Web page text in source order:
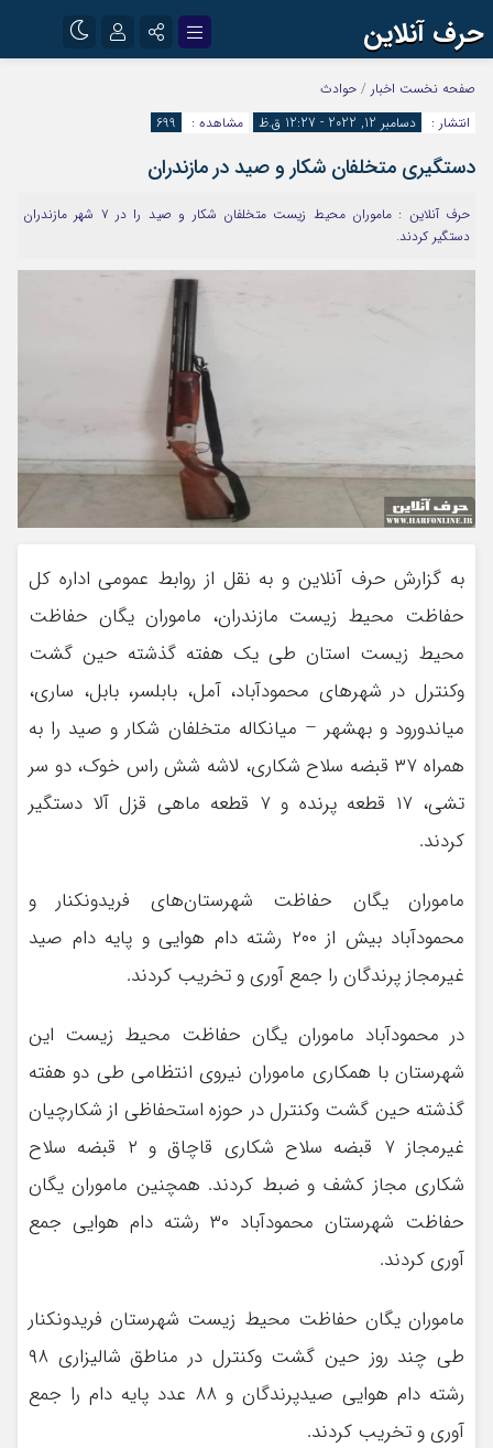
حرف آنلاین
اینستاگرام
آپارات
رمز عبور
صفحه نخست اخبار / حوادث
انتشار :
دسامبر 12, 2022 - 12:27 ق.ظ مشاهده : 699
دستگیری متخلفان شکار و صید در مازندران
حرف آنلاین : ماموران محیط زیست متخلفان شکار و صید را در ۷ شهر مازندران
دستگیر کردند.
به گزارش حرف آنلاین و به نقل از روابط عمومی اداره کل
حفاظت محیط زیست مازندران، ماموران یگان حفاظت
محیط زیست استان طی یک هفته گذشته حین گشت
وکنترل در شهر‌های محمودآباد، آمل، بابلسر، بابل، ساری،
میاندورود و بهشهر – میانکاله متخلفان شکار و صید را به
همراه ۳۷ قبضه سلاح شکاری، لاشه شش راس خوک، دو سر
تشی، ۱۷ قطعه پرنده و ۷ قطعه ماهی قزل آلا دستگیر
کردند.
ماموران یگان حفاظت شهرستان‌های فریدونکنار و
محمودآباد بیش از ۲۰۰ رشته دام هوایی و پایه دام صید
غیرمجاز پرندگان را جمع آوری و تخریب کردند.
در محمودآباد ماموران یگان حفاظت محیط زیست این
شهرستان با همکاری ماموران نیروی انتظامی طی دو هفته
گذشته حین گشت وکنترل در حوزه استحفاظی از شکارچیان
غیرمجاز ۷ قبضه سلاح شکاری قاچاق و ۲ قبضه سلاح
شکاری مجاز کشف و ضبط کردند. همچنین ماموران یگان
حفاظت شهرستان محمودآباد ۳۰ رشته دام هوایی جمع
آوری کردند.
ماموران یگان حفاظت محیط زیست شهرستان فریدونکنار
طی چند روز حین گشت وکنترل در مناطق شالیزاری ۹۸
رشته دام هوایی صیدپرندگان و ۸۸ عدد پایه دام را جمع
آوری و تخریب کردند.